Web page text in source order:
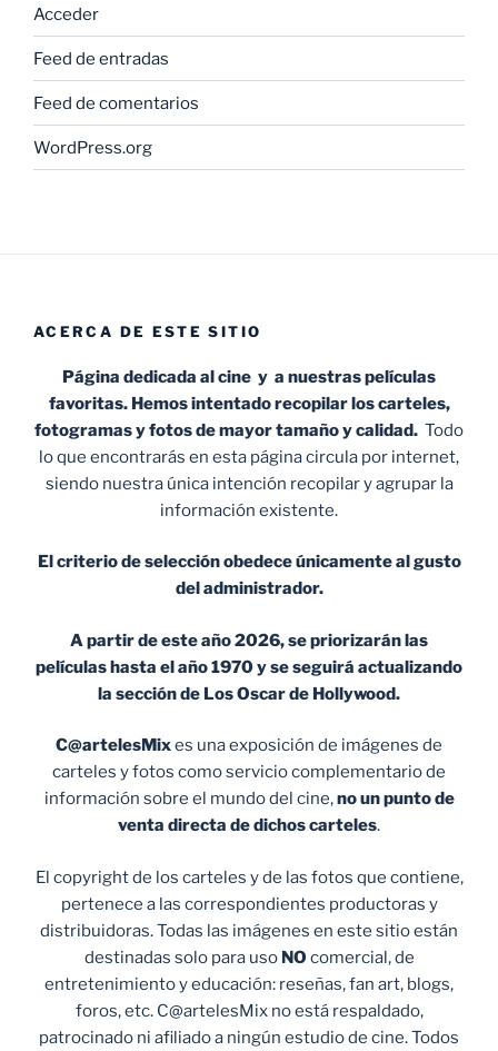
Acceder
Feed de entradas
Feed de comentarios
WordPress.org
ACERCA DE ESTE SITIO
Página dedicada al cine y a nuestras películas
favoritas. Hemos intentado recopilar los carteles,
fotogramas y fotos de mayor tamaño y calidad. Todo
lo que encontrarás en esta página circula por internet,
siendo nuestra única intención recopilar y agrupar la
información existente.
El criterio de selección obedece únicamente al gusto
del administrador.
A partir de este año 2026, se priorizarán las
películas hasta el año 1970 y se seguirá actualizando
la sección de Los Oscar de Hollywood.
C@artelesMixes una exposición de imágenes de
carteles y fotos como servicio complementario de
información sobre el mundo del cine,no un punto de
venta directa de dichos carteles.
El copyright de los carteles y de las fotos que contiene,
pertenece a las correspondientes productoras y
distribuidoras. Todas las imágenes en este sitio están
destinadas solo para uso NO comercial, de
entretenimiento y educación: reseñas, fan art, blogs,
foros, etc. C@artelesMix no está respaldado,
patrocinado ni afiliado a ningún estudio de cine. Todos